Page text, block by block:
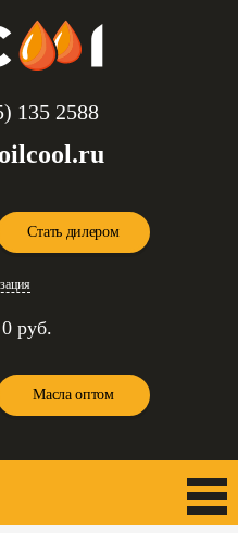
135 2588
Стать дилером
0 руб.
Масла оптом